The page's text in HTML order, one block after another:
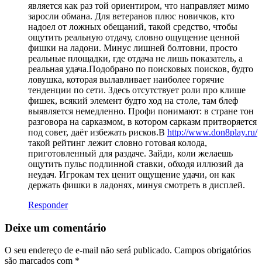
является как раз той ориентиром, что направляет мимо
заросли обмана. Для ветеранов плюс новичков, кто
надоел от ложных обещаний, такой средство, чтобы
ощутить реальную отдачу, словно ощущение ценной
фишки на ладони. Минус лишней болтовни, просто
реальные площадки, где отдача не лишь показатель, а
реальная удача.Подобрано по поисковых поисков, будто
ловушка, которая вылавливает наиболее горячие
тенденции по сети. Здесь отсутствует роли про клише
фишек, всякий элемент будто ход на столе, там блеф
выявляется немедленно. Профи понимают: в стране тон
разговора на сарказмом, в котором сарказм притворяется
под совет, даёт избежать рисков.В http://www.don8play.ru/
такой рейтинг лежит словно готовая колода,
приготовленный для раздаче. Зайди, коли желаешь
ощутить пульс подлинной ставки, обходя иллюзий да
неудач. Игрокам тех ценит ощущение удачи, он как
держать фишки в ладонях, минуя смотреть в дисплей.
Responder
Deixe um comentário
O seu endereço de e-mail não será publicado. Campos obrigatórios
são marcados com *